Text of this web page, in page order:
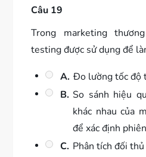
Câu 19
Trong marketing
testing được sử dụng để
A. Đo lường tốc độ
B. So sánh hiệu
khác nhau của
để xác định
C. Phân tích đối